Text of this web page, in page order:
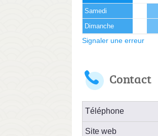
Samedi
Dimanche
Signaler une erreur
Contact
Téléphone
Site web